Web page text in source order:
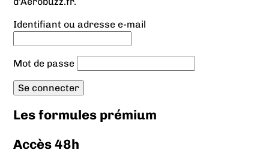
Identifiant ou adresse e-mail
Mot de passe
Les formules prémium
Accès 48h